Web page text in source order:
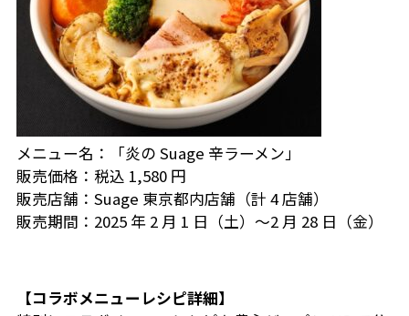
メニュー名：「炎の Suage 辛ラーメン」
販売価格：税込 1,580 円
販売店舗：Suage 東京都内店舗（計 4 店舗）
販売期間：2025 年 2 月 1 日（土）～2 月 28 日（金）
【コラボメニューレシピ詳細】